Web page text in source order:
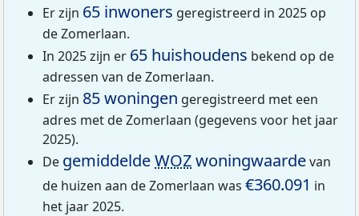
Er zijn 65 inwoners geregistreerd in 2025 op
de Zomerlaan.
In 2025 zijn er 65 huishoudens bekend op de
adressen van de Zomerlaan.
Er zijn 85 woningen geregistreerd met een
adres met de Zomerlaan (gegevens voor het jaar
2025).
De gemiddeldeWOZwoningwaardevan
de huizen aan de Zomerlaan was €360.091 in
het jaar 2025.